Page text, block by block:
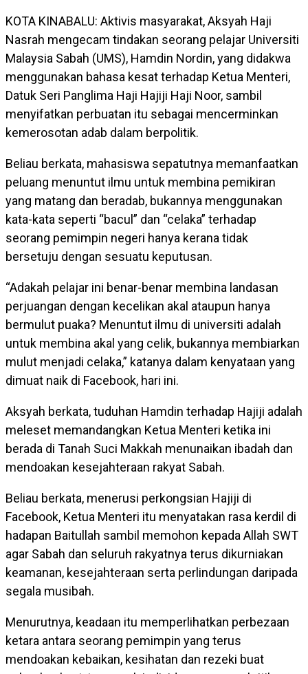
KOTA KINABALU: Aktivis masyarakat, Aksyah Haji
Nasrah mengecam tindakan seorang pelajar Universiti
Malaysia Sabah (UMS), Hamdin Nordin, yang didakwa
menggunakan bahasa kesat terhadap Ketua Menteri,
Datuk Seri Panglima Haji Hajiji Haji Noor, sambil
menyifatkan perbuatan itu sebagai mencerminkan
kemerosotan adab dalam berpolitik.
Beliau berkata, mahasiswa sepatutnya memanfaatkan
peluang menuntut ilmu untuk membina pemikiran
yang matang dan beradab, bukannya menggunakan
kata-kata seperti “bacul” dan “celaka” terhadap
seorang pemimpin negeri hanya kerana tidak
bersetuju dengan sesuatu keputusan.
“Adakah pelajar ini benar-benar membina landasan
perjuangan dengan kecelikan akal ataupun hanya
bermulut puaka? Menuntut ilmu di universiti adalah
untuk membina akal yang celik, bukannya membiarkan
mulut menjadi celaka,” katanya dalam kenyataan yang
dimuat naik di Facebook, hari ini.
Aksyah berkata, tuduhan Hamdin terhadap Hajiji adalah
meleset memandangkan Ketua Menteri ketika ini
berada di Tanah Suci Makkah menunaikan ibadah dan
mendoakan kesejahteraan rakyat Sabah.
Beliau berkata, menerusi perkongsian Hajiji di
Facebook, Ketua Menteri itu menyatakan rasa kerdil di
hadapan Baitullah sambil memohon kepada Allah SWT
agar Sabah dan seluruh rakyatnya terus dikurniakan
keamanan, kesejahteraan serta perlindungan daripada
segala musibah.
Menurutnya, keadaan itu memperlihatkan perbezaan
ketara antara seorang pemimpin yang terus
mendoakan kebaikan, kesihatan dan rezeki buat